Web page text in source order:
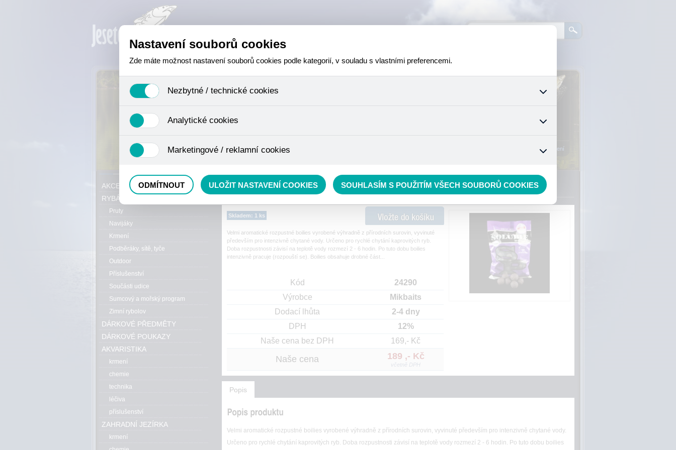
Přihlášení
RYBÁŘSKÝ SORTIMENT»
Skladem: 1 ks
Velmi aromatické rozpustné boilies vyrobené výhradně z přírodních surovin, vyvinuté
především pro intenzivně chytané vody. Určeno pro rychlé chytání kaprovitých ryb.
Doba rozpustnosti závisí na teplotě vody rozmezí 2 - 6 hodin. Po tuto dobu boilies
intenzivně pracuje (rozpouští se). Boilies obsahuje drobné část...
Kód
24290
Výrobce
Mikbaits
Dodací lhůta
2-4 dny
DPH
12%
Naše cena bez DPH
169,- Kč
Naše cena 189 ,- Kč
včetně DPH
Popis
Velmi aromatické rozpustné boilies vyrobené výhradně z přírodních surovin, vyvinuté především pro intenzivně chytané vody.
Určeno pro rychlé chytání kaprovitých ryb. Doba rozpustnosti závisí na teplotě vody rozmezí 2 - 6 hodin. Po tuto dobu boilies
AKCE, SLEVY, VÝPRODEJ
RYBÁŘSKÝ SORTIMENT
Pruty
Navijáky
Krmení
Podběráky, sítě, tyče
Outdoor
Příslušenství
Součásti udice
Sumcový a mořský program
Zimní rybolov
DÁRKOVÉ PŘEDMĚTY
DÁRKOVÉ POUKAZY
AKVARISTIKA
krmení
chemie
technika
léčiva
příslušenství
ZAHRADNÍ JEZÍRKA
krmení
Nastavení souborů cookies
Zde máte možnost nastavení souborů cookies podle kategorií, v souladu s vlastními preferencemi.
Nezbytné / technické cookies
se mimo jiné k ukládání produktů v nákupním košíku, ovládání filtrů a také nastavení souhlasu s uživáním cookies. Pro tyto cookies
není zapotřebí Váš souhlas a není možné jej ani odebrat.
Analytické cookies
nejedná o osobní údaje, protože anonymizované cookies nelze přiřadit konkrétnímu uživateli. Proto nedokážeme zjistit navštívené
odkazy, prohlížené zboží apod.
Marketingové / reklamní cookies
ODMÍTNOUT ULOŽIT NASTAVENÍ COOKIES SOUHLASÍM S POUŽITÍM VŠECH SOUBORŮ COOKIES